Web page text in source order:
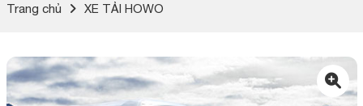
Trang chủ XE TẢI HOWO